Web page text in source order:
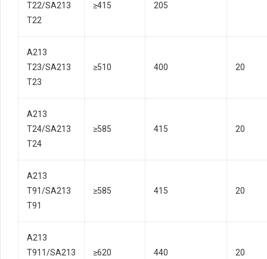
T22/SA213
T22
≥415 205
A213
T23/SA213
T23
≥510 400 20
A213
T24/SA213
T24
≥585 415 20
A213
T91/SA213
T91
≥585 415 20
A213
T911/SA213
≥620 440 20